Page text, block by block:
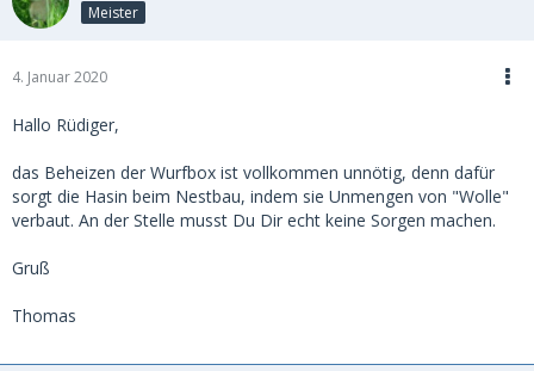
Meister
4. Januar 2020
Hallo Rüdiger,
das Beheizen der Wurfbox ist vollkommen unnötig, denn dafür
sorgt die Hasin beim Nestbau, indem sie Unmengen von "Wolle"
verbaut. An der Stelle musst Du Dir echt keine Sorgen machen.
Gruß
Thomas